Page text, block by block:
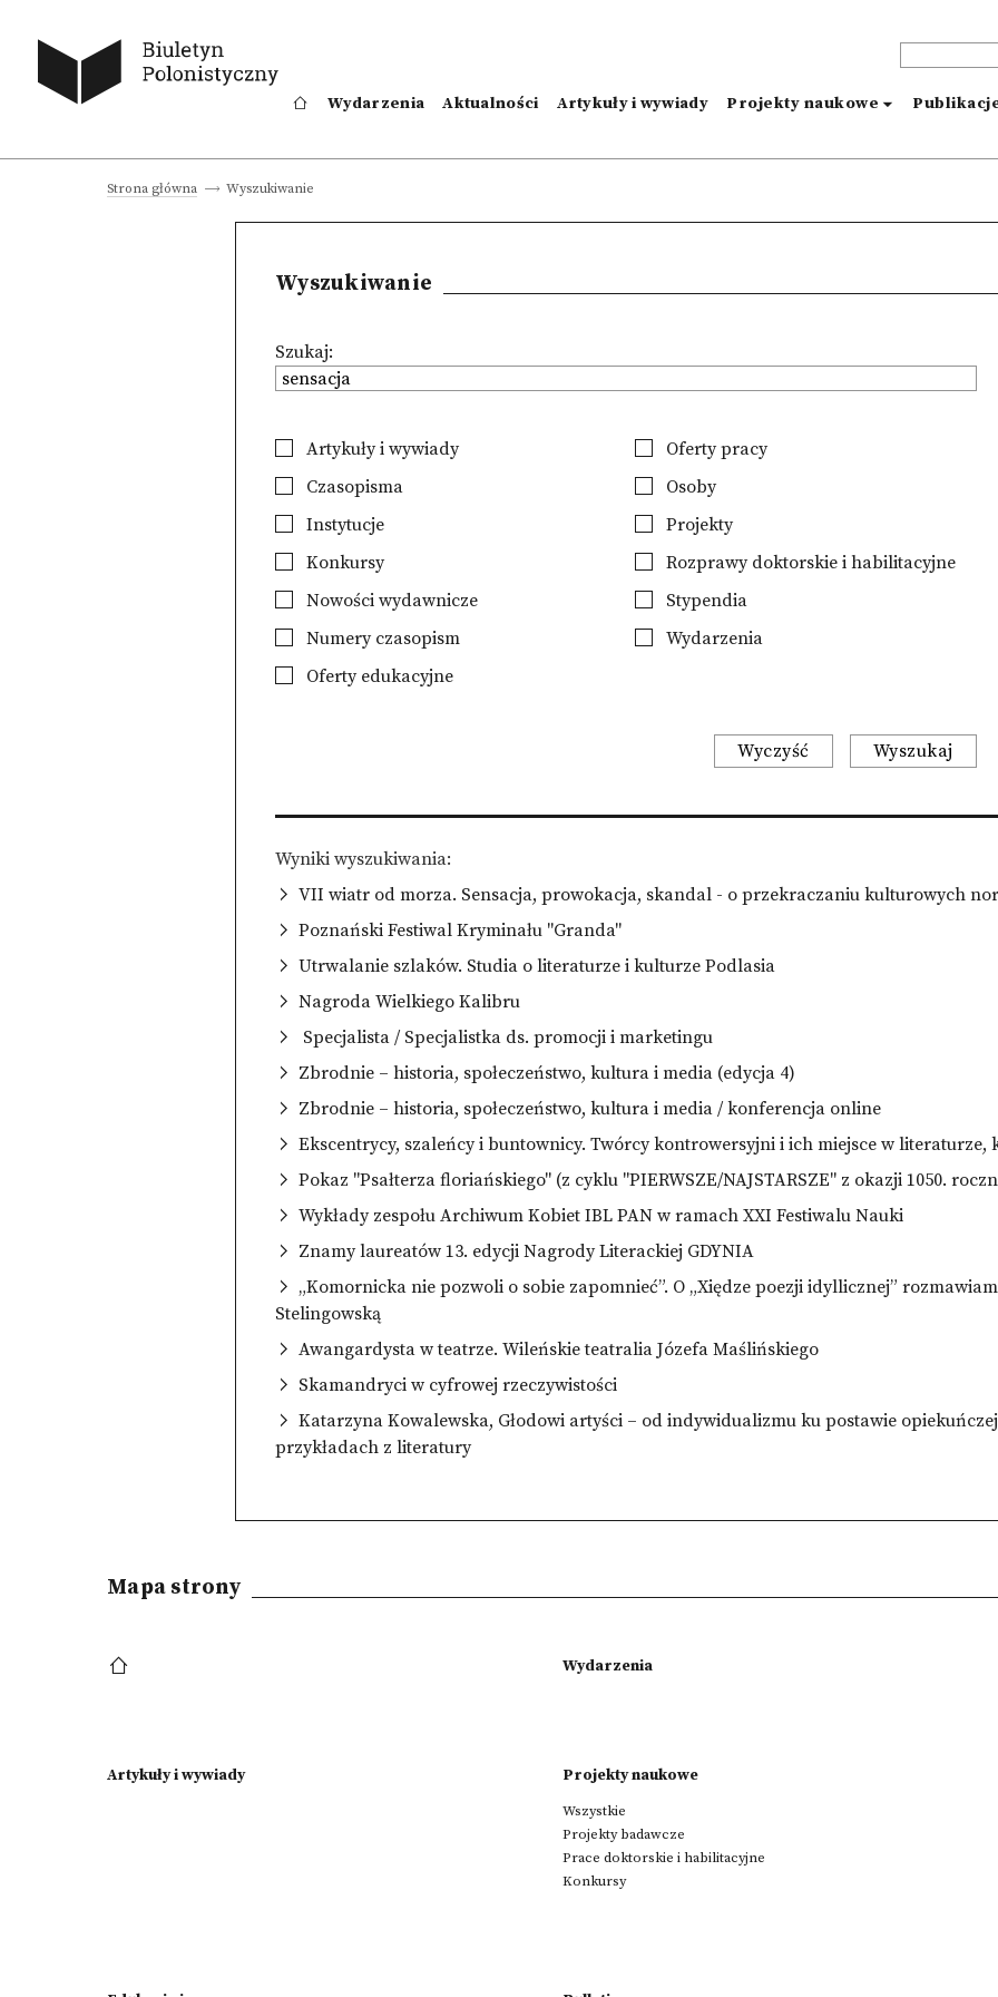
Wydarzenia Aktualności Artykuły i wywiady Projekty naukowe
Strona główna Wyszukiwanie
Wyszukiwanie
Szukaj:
Artykuły i wywiady
Czasopisma
Instytucje
Konkursy
Nowości wydawnicze
Numery czasopism
Oferty edukacyjne
Oferty pracy
Osoby
Projekty
Rozprawy doktorskie i habilitacyjne
Stypendia
Wydarzenia
Wyczyść Wyszukaj
Wyniki wyszukiwania
VII wiatr od morza. Sensacja, prowokacja, skandal - o przekraczaniu kulturowych
Poznański Festiwal Kryminału "Granda"
Utrwalanie szlaków. Studia o literaturze i kulturze Podlasia
Nagroda Wielkiego Kalibru
Specjalista / Specjalistka ds. promocji i marketingu
Zbrodnie – historia, społeczeństwo, kultura i media (edycja 4)
Zbrodnie – historia, społeczeństwo, kultura i media / konferencja online
Ekscentrycy, szaleńcy i buntownicy. Twórcy kontrowersyjni i ich miejsce w literaturze,
Pokaz "Psałterza floriańskiego" (z cyklu "PIERWSZE/NAJSTARSZE" z okazji 1050.
Wykłady zespołu Archiwum Kobiet IBL PAN w ramach XXI Festiwalu Nauki
Znamy laureatów 13. edycji Nagrody Literackiej GDYNIA
„Komornicka nie pozwoli o sobie zapomnieć”. O „Xiędze poezji idyllicznej”
Stelingowską
Awangardysta w teatrze. Wileńskie teatralia Józefa Maślińskiego
Skamandryci w cyfrowej rzeczywistości
Katarzyna Kowalewska, Głodowi artyści – od indywidualizmu ku postawie
przykładach z literatury
Mapa strony
Wydarzenia
Artykuły i wywiady Projekty naukowe
Wszystkie
Projekty badawcze
Prace doktorskie i habilitacyjne
Konkursy